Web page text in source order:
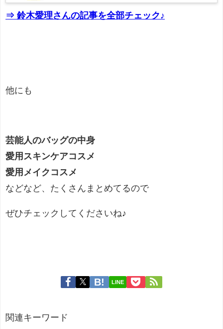
⇒ 鈴木愛理さんの記事を全部チェック♪
他にも
芸能人のバッグの中身
愛用スキンケアコスメ
愛用メイクコスメ
などなど、たくさんまとめてるので
ぜひチェックしてくださいね♪
LINE
関連キーワード